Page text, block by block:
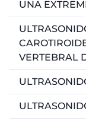
UNA
VERTEBRAL